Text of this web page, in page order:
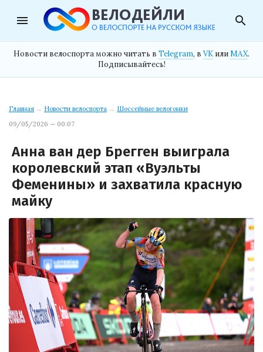
menu search
Новости велоспорта можно читать в Telegram, в VK илиMAX.
Подписывайтесь!
Главная → Новости велоспорта → Шоссейные велогонки
09/05/2026 — 00:07
Анна ван дер Брегген выиграла
королевский этап «Вуэльты
Феменины» и захватила красную
майку